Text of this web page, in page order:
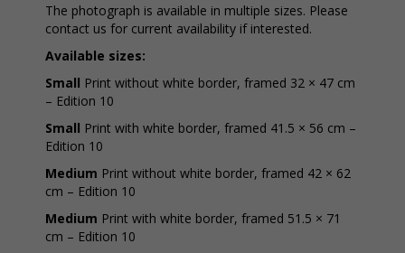
The photograph is available in multiple sizes. Please
contact us for current availability if interested.
Available sizes:
Small Print without white border, framed 32 × 47 cm
– Edition 10
Small Print with white border, framed 41.5 × 56 cm –
Edition 10
Medium Print without white border, framed 42 × 62
cm – Edition 10
Medium Print with white border, framed 51.5 × 71
cm – Edition 10